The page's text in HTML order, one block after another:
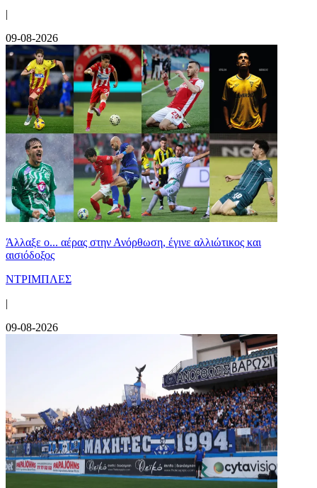
|
09-08-2026
Άλλαξε ο... αέρας στην Ανόρθωση, έγινε αλλιώτικος και
αισιόδοξος
ΝΤΡΙΜΠΛΕΣ
|
09-08-2026